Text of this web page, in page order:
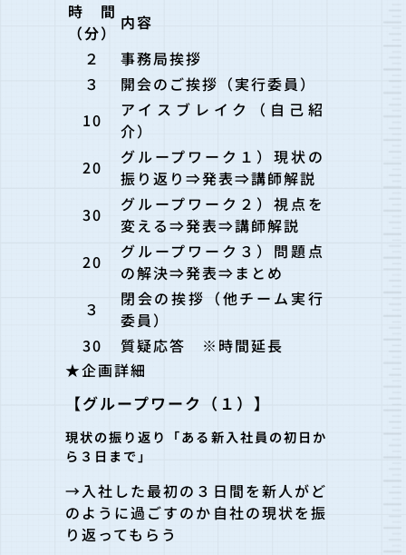
時間
（分）
内容
２
事務局挨拶
３
開会のご挨拶（実行委員）
10
アイスブレイク（自己紹
介）
20
グループワーク１）現状の
振り返り⇒発表⇒講師解説
30
グループワーク２）視点を
変える⇒発表⇒講師解説
20
グループワーク３）問題点
の解決⇒発表⇒まとめ
３
閉会の挨拶（他チーム実行
委員）
30
質疑応答 ※時間延長
★企画詳細
【グループワーク（１）】
現状の振り返り「ある新入社員の初日か
ら３日まで」
→入社した最初の３日間を新人がど
のように過ごすのか自社の現状を振
り返ってもらう